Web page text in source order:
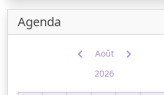
Agenda
Août
2026